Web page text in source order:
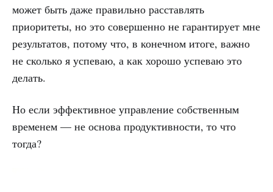
может быть даже правильно расставлять
приоритеты, но это совершенно не гарантирует мне
результатов, потому что, в конечном итоге, важно
не сколько я успеваю, а как хорошо успеваю это
делать.
Но если эффективное управление собственным
временем — не основа продуктивности, то что
тогда?